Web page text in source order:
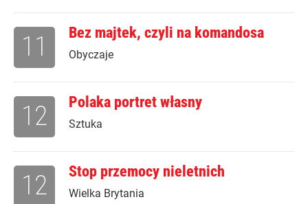
Bez majtek, czyli na komandosa
Obyczaje
11
Polaka portret własny
Sztuka
12
Stop przemocy nieletnich
Wielka Brytania
12